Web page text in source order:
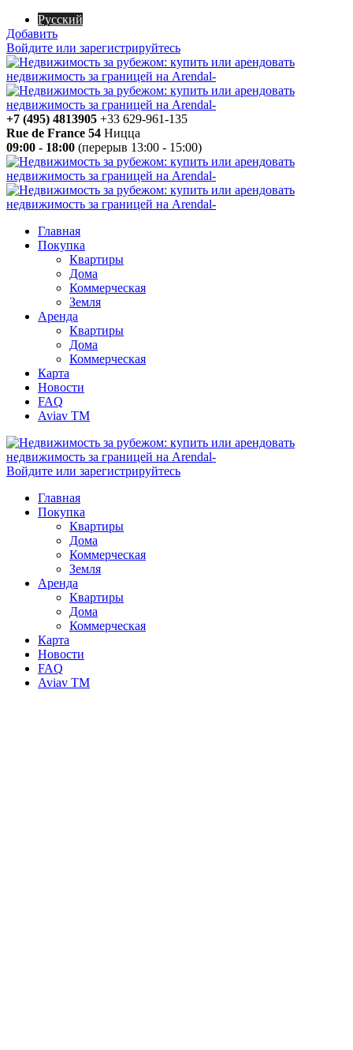
Русский
Добавить
Войдите или зарегистрируйтесь
+7 (495) 4813905 +33 629-961-135
Rue de France 54 Ницца
09:00 - 18:00 (перерыв 13:00 - 15:00)
Главная
Покупка
Квартиры
Дома
Коммерческая
Земля
Аренда
Квартиры
Дома
Коммерческая
Карта
Новости
FAQ
Aviav TM
Войдите или зарегистрируйтесь
Главная
Покупка
Квартиры
Дома
Коммерческая
Земля
Аренда
Квартиры
Дома
Коммерческая
Карта
Новости
FAQ
Aviav TM